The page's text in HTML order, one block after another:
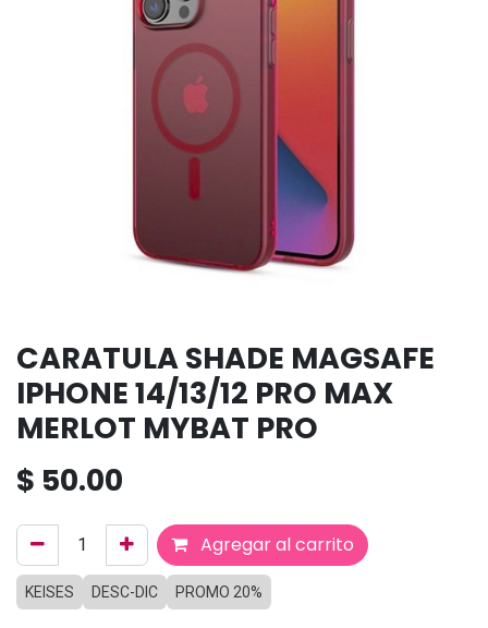
CARATULA SHADE MAGSAFE
IPHONE 14/13/12 PRO MAX
MERLOT MYBAT PRO
$ 50.00
Agregar al carrito
KEISES DESC-DIC PROMO 20%